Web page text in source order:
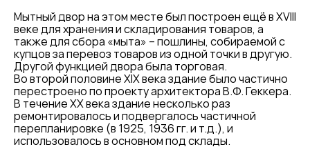
Мытный двор на этом месте был построен ещё в XVIII
веке для хранения и складирования товаров, а
также для сбора «мыта» – пошлины, собираемой с
купцов за перевоз товаров из одной точки в другую.
Другой функцией двора была торговая.
Во второй половине XIX века здание было частично
перестроено по проекту архитектора В.Ф. Геккера.
В течение XX века здание несколько раз
ремонтировалось и подвергалось частичной
перепланировке (в 1925, 1936 гг. и т.д.), и
использовалось в основном под склады.